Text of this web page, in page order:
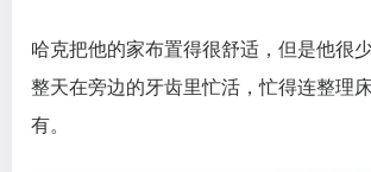
哈克把他的家布置得很舒适，但是他很
整天在旁边的牙齿里忙活，忙得连整理
有。